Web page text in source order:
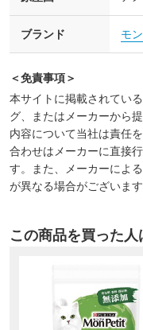
ブランド モ
＜免責事項＞
本サイトに掲載されてい
グ、またはメーカーから
内容について当社は責任
合わせはメーカーに直接
す。また、メーカーによ
が異なる場合がございます
この商品を買った